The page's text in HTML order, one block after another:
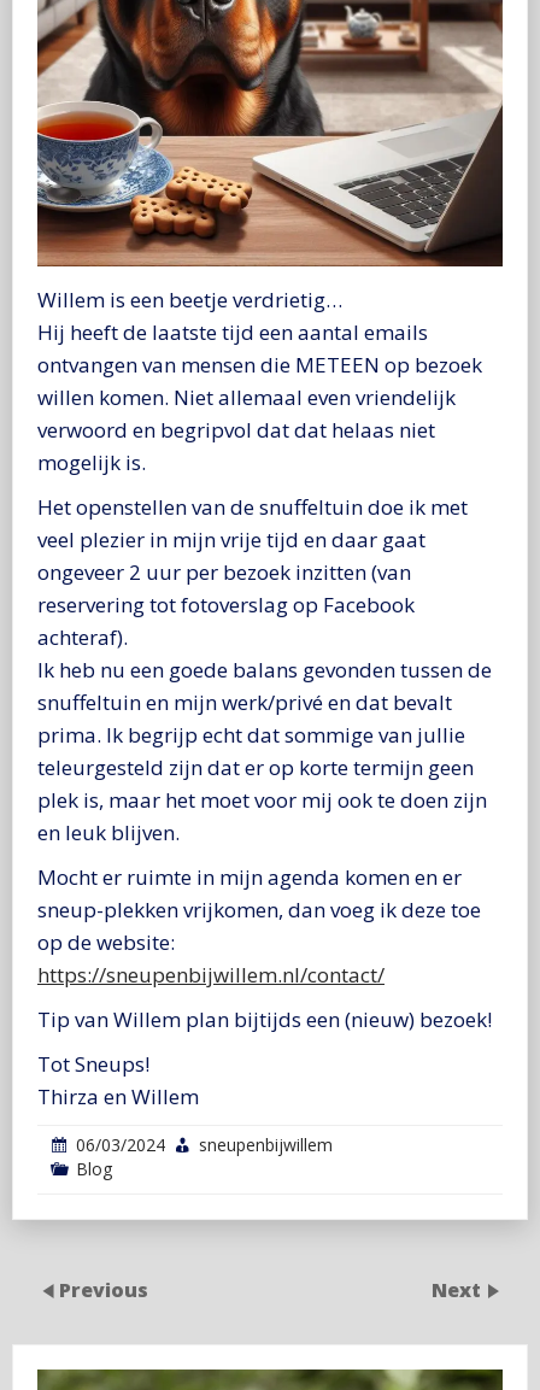
Willem is een beetje verdrietig…
Hij heeft de laatste tijd een aantal emails
ontvangen van mensen die METEEN op bezoek
willen komen. Niet allemaal even vriendelijk
verwoord en begripvol dat dat helaas niet
mogelijk is.
Het openstellen van de snuffeltuin doe ik met
veel plezier in mijn vrije tijd en daar gaat
ongeveer 2 uur per bezoek inzitten (van
reservering tot fotoverslag op Facebook
achteraf).
Ik heb nu een goede balans gevonden tussen de
snuffeltuin en mijn werk/privé en dat bevalt
prima. Ik begrijp echt dat sommige van jullie
teleurgesteld zijn dat er op korte termijn geen
plek is, maar het moet voor mij ook te doen zijn
en leuk blijven.
Mocht er ruimte in mijn agenda komen en er
sneup-plekken vrijkomen, dan voeg ik deze toe
op de website:
https://sneupenbijwillem.nl/contact/
Tip van Willem plan bijtijds een (nieuw) bezoek!
Tot Sneups!
Thirza en Willem
06/03/2024
sneupenbijwillem
Blog
Previous Next